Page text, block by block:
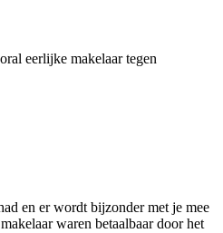
eerlijke makelaar tegen
en er wordt bijzonder met je mee
waren betaalbaar door het